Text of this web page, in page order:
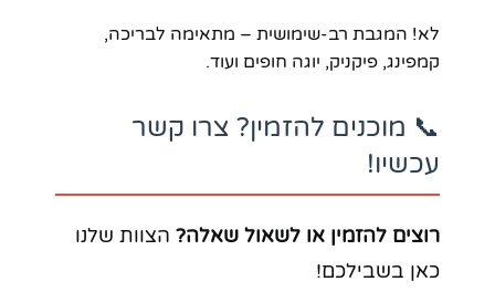
לא! המגבת רב-שימושית – מתאימה לבריכה,
קמפינג, פיקניק, יוגה חופים ועוד.
📞 מוכנים להזמין? צרו קשר
עכשיו!
רוצים להזמין או לשאול שאלה? הצוות שלנו
כאן בשבילכם!